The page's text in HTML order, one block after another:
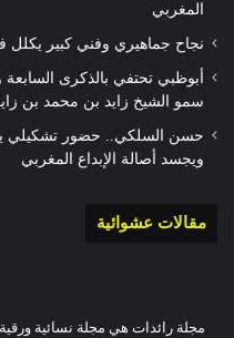
المغربي
نجاح جماهيري وفني كبير يكلل
أبوظبي تحتفي بالذكرى
سمو الشيخ زايد بن محمد بن
حسن السلكي.. حضور تشكيلي
ويجسد أصالة الإبداع المغربي
مقالات عشوائية
مجلة رائدات هي مجلة نسائية